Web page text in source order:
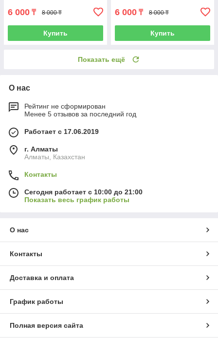
6 000 ₸ 8 000 ₸
Купить
6 000 ₸ 8 000 ₸
Купить
Показать ещё
О нас
Рейтинг не сформирован
Менее 5 отзывов за последний год
Работает с 17.06.2019
г. Алматы
Алматы, Казахстан
Контакты
Сегодня работает с 10:00 до 21:00
Показать весь график работы
О нас
Контакты
Доставка и оплата
График работы
Полная версия сайта